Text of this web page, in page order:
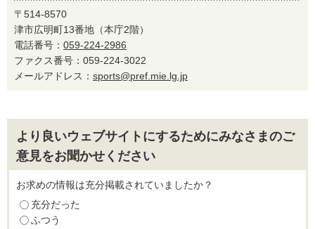
〒514-8570
津市広明町13番地（本庁2階）
電話番号： 059-224-2986
ファクス番号：059-224-3022
メールアドレス： sports@pref.mie.lg.jp
より良いウェブサイトにするためにみなさまのご
意見をお聞かせください
お求めの情報は充分掲載されていましたか？
充分だった
ふつう